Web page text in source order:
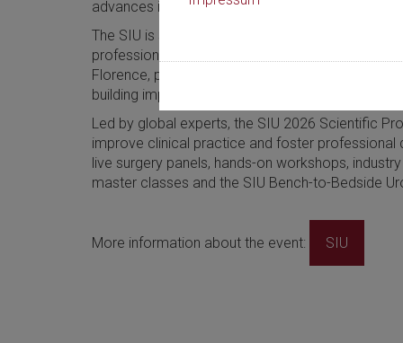
advances in urological education and research.
The SIU is steadfast in its mission to bring
professionals, national and subspecialty
Florence, participants will exchange knowledge,
building important connections with colleagues
Led by global experts, the SIU 2026 Scientific
improve clinical practice and foster
live surgery panels, hands-on workshops,
master classes and the SIU Bench-to-Bedside
More information about the event: SIU